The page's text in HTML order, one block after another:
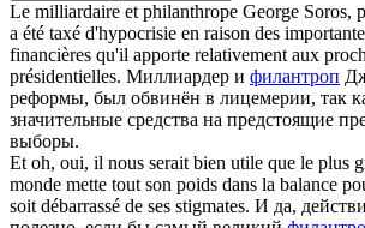
Le milliardaire etphilanthrope George Soros,
a été taxé d'hypocrisie en raison des
financières qu'il apporte relativement aux
présidentielles. Миллиардер и филантроп
реформы, был обвинён в лицемерии, так
значительные средства на предстоящие
выборы.
Et oh, oui, il nous serait bien utile que le plus
monde mette tout son poids dans la balance
soit débarrassé de ses stigmates. И да,